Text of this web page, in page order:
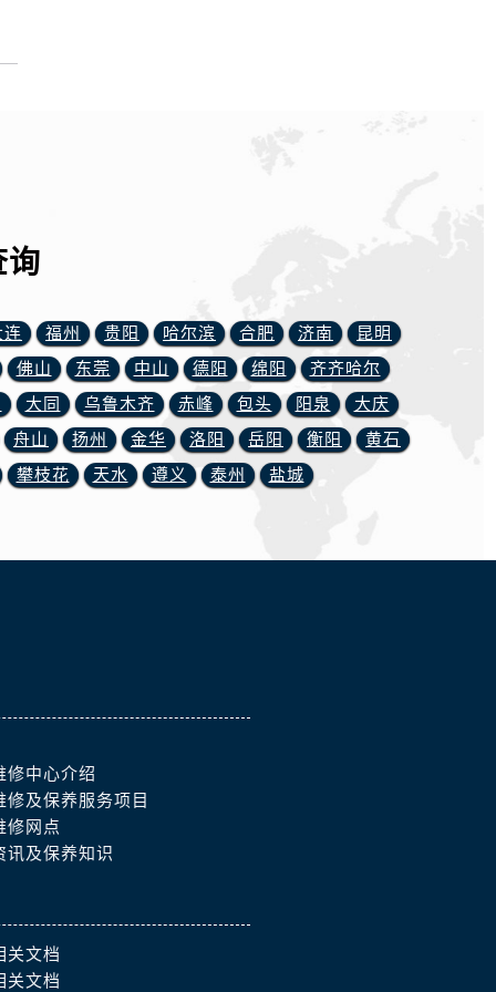
询
连 福州 贵阳 哈尔滨 合肥 济南
昆明
佛山
东莞 中山 德阳 绵阳
齐齐哈尔
大同 乌鲁木齐 赤峰 包头 阳泉
大庆
舟山
扬州 金华 洛阳 岳阳 衡阳
黄石
攀枝花
天水 遵义 泰州 盐城
修中心介绍
修及保养服务项目
修网点
讯及保养知识
关文档
关文档